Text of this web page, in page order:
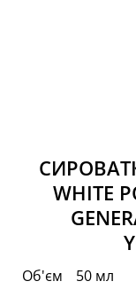
WHITE
Об'єм 50 мл